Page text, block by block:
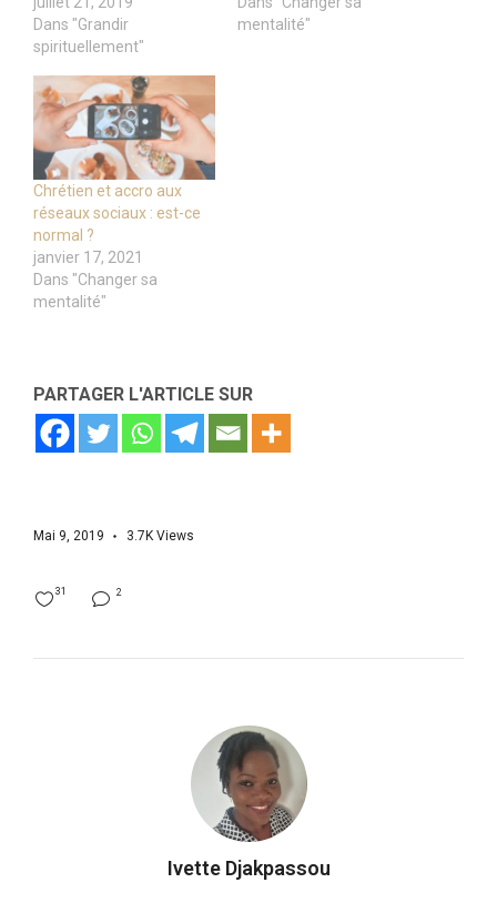
Dans "Grandir
spirituellement"
mentalité"
Chrétien et accro aux
réseaux sociaux : est-ce
normal ?
janvier 17, 2021
Dans "Changer sa
mentalité"
PARTAGER L'ARTICLE SUR
Mai 9, 2019 3.7K Views
2
31
Ivette Djakpassou